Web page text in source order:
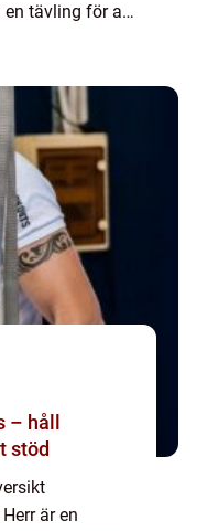
en tävling för att
håll
stöd
är en